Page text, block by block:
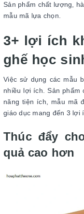
Sản phẩm chất lượng,
mẫu mã lựa chọn.
3+ lợi ích
ghế học
Việc sử dụng các mẫu
nhiều lợi ích. Sản phẩm
năng tiện ích, mẫu mã
giáo dục mang đến 3 lợi
Thúc đẩy
quả cao hơn